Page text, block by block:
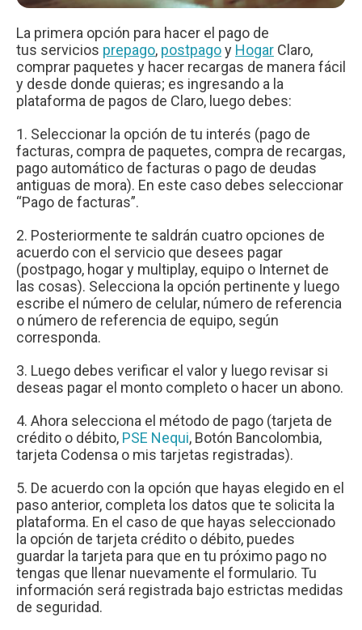
La primera opción para hacer el pago de
tus servicios prepago, postpagoy Hogar Claro,
comprar paquetes y hacer recargas de manera fácil
y desde donde quieras; es ingresando a la
plataforma de pagos de Claro, luego debes:
1. Seleccionar la opción de tu interés (pago de
facturas, compra de paquetes, compra de recargas,
pago automático de facturas o pago de deudas
antiguas de mora). En este caso debes seleccionar
“Pago de facturas”.
2. Posteriormente te saldrán cuatro opciones de
acuerdo con el servicio que desees pagar
(postpago, hogar y multiplay, equipo o Internet de
las cosas). Selecciona la opción pertinente y luego
escribe el número de celular, número de referencia
o número de referencia de equipo, según
corresponda.
3. Luego debes verificar el valor y luego revisar si
deseas pagar el monto completo o hacer un abono.
4. Ahora selecciona el método de pago (tarjeta de
crédito o débito, PSE Nequi, Botón Bancolombia,
tarjeta Codensa o mis tarjetas registradas).
5. De acuerdo con la opción que hayas elegido en el
paso anterior, completa los datos que te solicita la
plataforma. En el caso de que hayas seleccionado
la opción de tarjeta crédito o débito, puedes
guardar la tarjeta para que en tu próximo pago no
tengas que llenar nuevamente el formulario. Tu
información será registrada bajo estrictas medidas
de seguridad.